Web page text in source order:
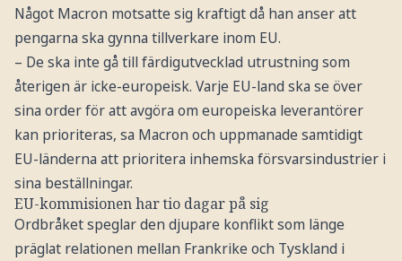
Något Macron motsatte sig kraftigt då han anser att
pengarna ska gynna tillverkare inom EU.
– De ska inte gå till färdigutvecklad utrustning som
återigen är icke-europeisk. Varje EU-land ska se över
sina order för att avgöra om europeiska leverantörer
kan prioriteras, sa Macron och uppmanade samtidigt
EU-länderna att prioritera inhemska försvarsindustrier i
sina beställningar.
EU-kommisionen har tio dagar på sig
Ordbråket speglar den djupare konflikt som länge
präglat relationen mellan Frankrike och Tyskland i